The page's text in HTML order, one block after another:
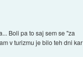
Boli pa to saj sem se "za
v turizmu je bilo teh dni kar